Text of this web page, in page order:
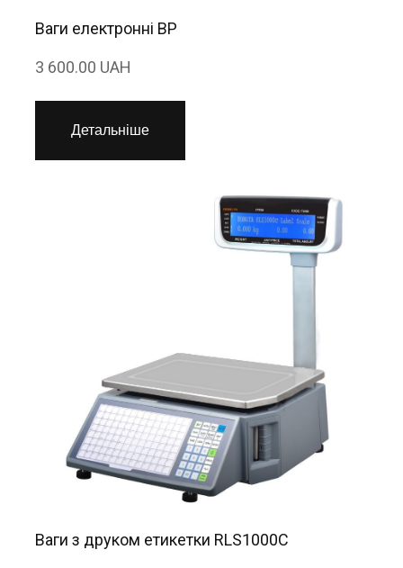
Ваги електронні ВР
3 600.00 UAH
Детальніше
Ваги з друком етикетки RLS1000C